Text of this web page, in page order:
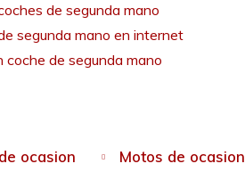
de segunda mano
segunda mano en internet
coche de segunda mano
ocasion Motos de ocasion